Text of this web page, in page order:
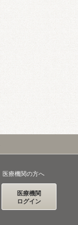
医療機関の方へ
医療機関
ログイン